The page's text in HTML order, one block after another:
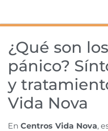
¿Qué son
pánico?
y
Vida Nova
En Centros Vida Nova,